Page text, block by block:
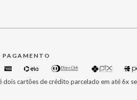
PAGAMENTO
dois cartões de crédito parcelado em até 6x